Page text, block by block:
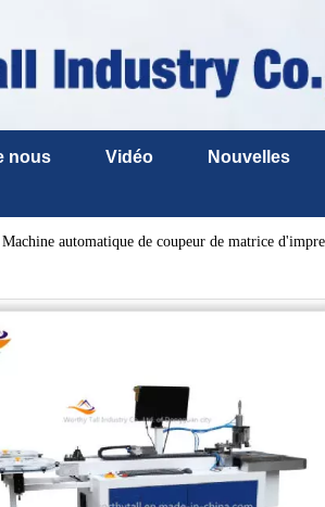
nous Vidéo Nouvelles
Machine automatique de coupeur de matrice